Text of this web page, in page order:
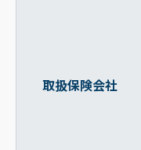
取扱保険会社